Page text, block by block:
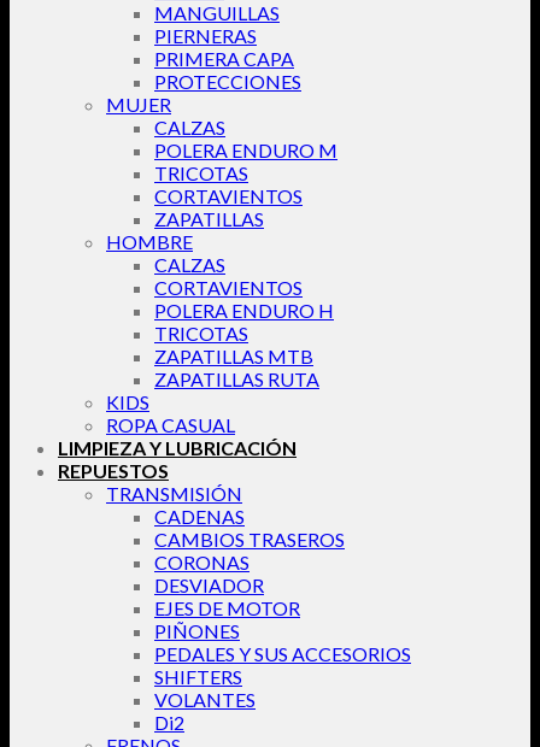
MANGUILLAS
PIERNERAS
PRIMERA CAPA
PROTECCIONES
MUJER
CALZAS
POLERA ENDURO M
TRICOTAS
CORTAVIENTOS
ZAPATILLAS
HOMBRE
CALZAS
CORTAVIENTOS
POLERA ENDURO H
TRICOTAS
ZAPATILLAS MTB
ZAPATILLAS RUTA
KIDS
ROPA CASUAL
LIMPIEZA Y LUBRICACIÓN
REPUESTOS
TRANSMISIÓN
CADENAS
CAMBIOS TRASEROS
CORONAS
DESVIADOR
EJES DE MOTOR
PIÑONES
PEDALES Y SUS ACCESORIOS
SHIFTERS
VOLANTES
Di2